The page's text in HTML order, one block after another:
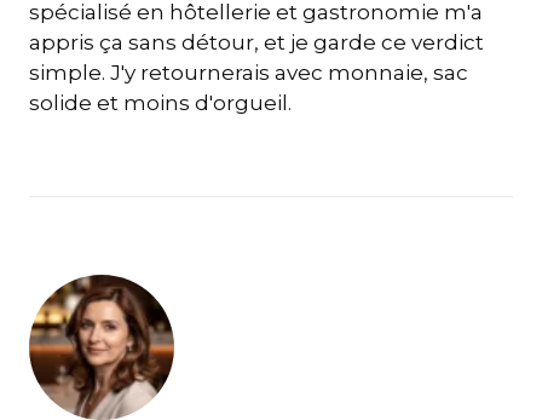
spécialisé en hôtellerie et gastronomie m'a
appris ça sans détour, et je garde ce verdict
simple. J'y retournerais avec monnaie, sac
solide et moins d'orgueil.